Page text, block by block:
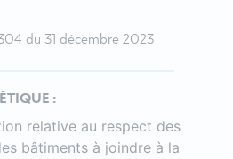
du 31 décembre 2023
:
relative au respect des
bâtiments à joindre à la